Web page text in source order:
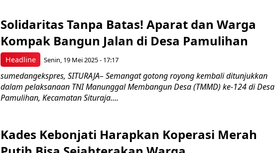
Headline
Solidaritas Tanpa Batas! Aparat dan Warga
Kompak Bangun Jalan di Desa Pamulihan
Senin, 19 Mei 2025 - 17:17
sumedangekspres, SITURAJA– Semangat gotong royong kembali ditunjukkan
dalam pelaksanaan TNI Manunggal Membangun Desa (TMMD) ke-124 di Desa
Pamulihan, Kecamatan Situraja....
Kades Kebonjati Harapkan Koperasi Merah